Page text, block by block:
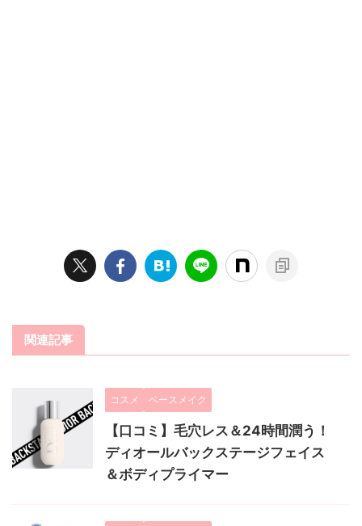
関連記事
コスメ ベースメイク
【口コミ】毛穴レス＆24時間潤う！
ディオールバックステージフェイス
＆ボディプライマー